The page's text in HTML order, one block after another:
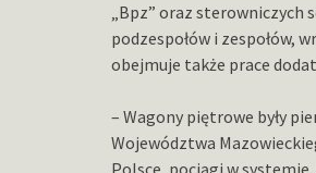
„Bpz” oraz sterowniczych
podzespołów i zespołów,
obejmuje także prace
– Wagony piętrowe były
Województwa